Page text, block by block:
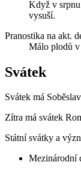
Když v srpnu
vysuší.
Pranostika na akt.
Málo plodů v
Svátek
Svátek má Soběslav
Zítra má svátek
Státní svátky a
Mezinárodní